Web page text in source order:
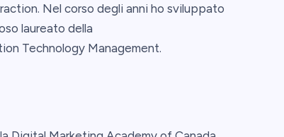
Nel corso degli anni ho sviluppato
laureato della
Technology Management.